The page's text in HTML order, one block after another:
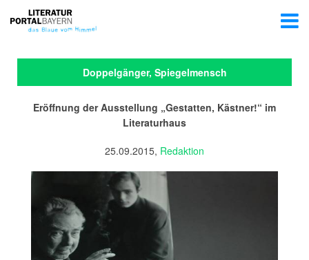
Doppelgänger, Spiegelmensch
Eröffnung der Ausstellung „Gestatten, Kästner!“ im
Literaturhaus
25.09.2015, Redaktion